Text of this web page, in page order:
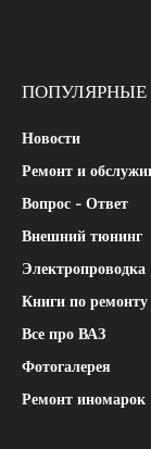
ПОПУЛЯРНЫЕ
Новости
Ремонт и
Вопрос - Ответ
Внешний тюнинг
Электропроводка
Книги по
Все про ВАЗ
Фотогалерея
Ремонт иномарок